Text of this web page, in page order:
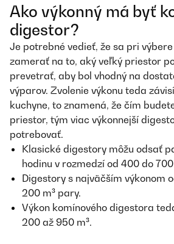
Ako výkonný má byť
digestor?
Je potrebné vedieť, že sa pri
zamerať na to, aký veľký priestor
prevetrať, aby bol vhodný na
výparov. Zvolenie výkonu teda
kuchyne, to znamená, že čím
priestor, tým viac výkonnejší
potrebovať.
Klasické digestory môžu odsať
hodinu v rozmedzí od 400 do 700
Digestory s najväčším výkonom
200 m³ pary.
Výkon komínového digestora
200 až 950 m³.